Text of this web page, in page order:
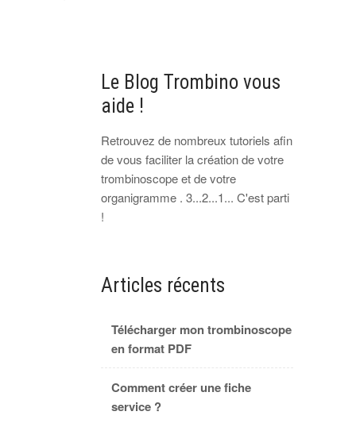
Le Blog Trombino vous
aide !
Retrouvez de nombreux tutoriels afin
de vous faciliter la création de votre
trombinoscope et de votre
organigramme . 3...2...1... C'est parti
!
Articles récents
Télécharger mon trombinoscope
en format PDF
Comment créer une fiche
service ?